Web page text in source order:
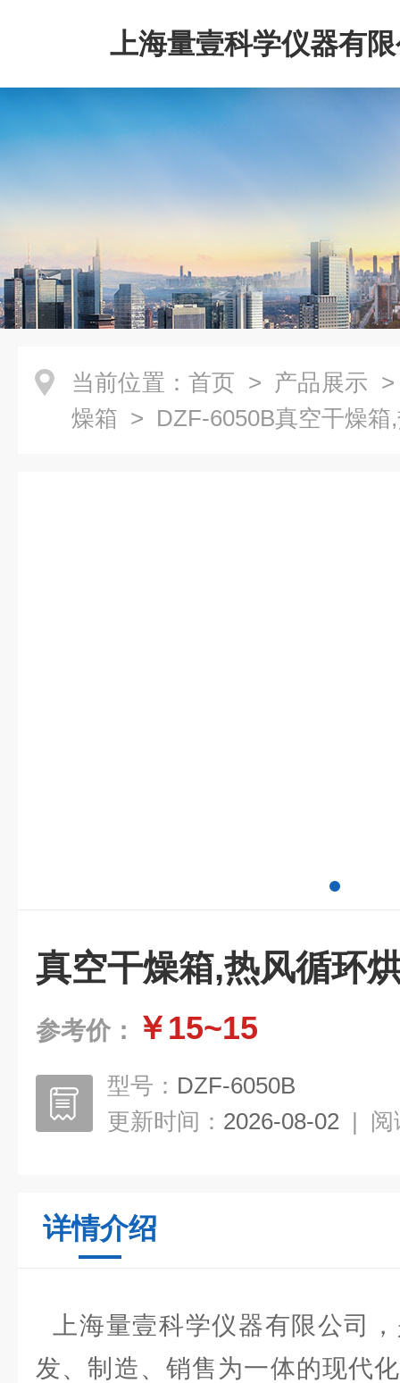
上海量壹科学仪器有
当前位置： 首页 > 产品展示
燥箱 > DZF-6050B真空干燥箱
真空干燥箱,热风循环
参考价： ￥15~15
型号： DZF-6050B
更新时间： 2026-08-02 | 阅
详情介绍
上海量壹科学仪器有限公司
发、制造、销售为一体的现代